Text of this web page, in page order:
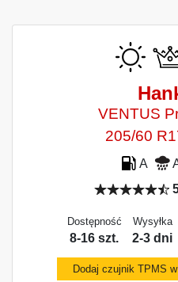
VENTUS
205/60
A
Dostępność
8-16 szt.
Wysyłka
2-3 dni
Dodaj czujnik TPMS